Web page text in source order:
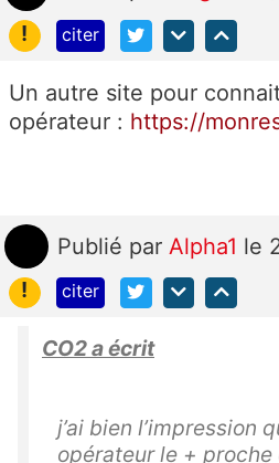
!
citer
Un autre site pour
opérateur : https://
Publié par Alpha1 le
!
citer
CO2 a écrit
j’ai bien l’impression
opérateur le +